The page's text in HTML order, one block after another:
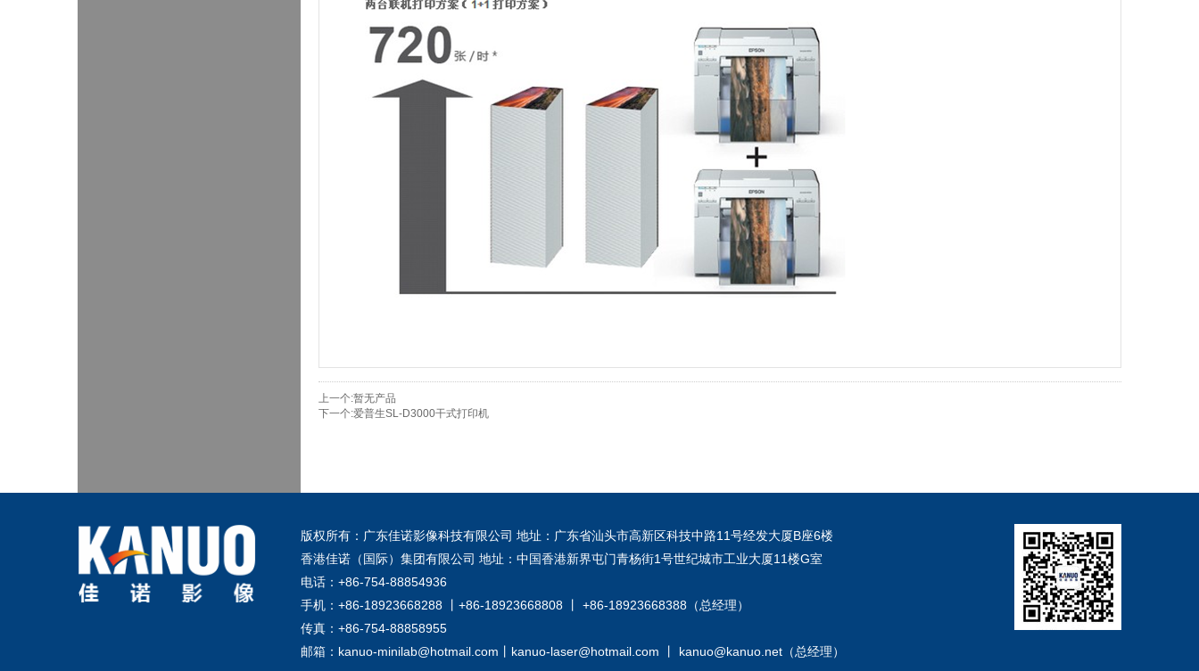
上一个:暂无产品
下一个:爱普生SL-D3000干式打印机
版权所有：广东佳诺影像科技有限公司 地址：广东省汕头市高新区科技中路11号经发大厦B座6楼
香港佳诺（国际）集团有限公司 地址：中国香港新界屯门青杨街1号世纪城市工业大厦11楼G室
电话：+86-754-88854936
手机：+86-18923668288 丨+86-18923668808 丨 +86-18923668388（总经理）
传真：+86-754-88858955
邮箱：kanuo-minilab@hotmail.com丨kanuo-laser@hotmail.com 丨 kanuo@kanuo.net（总经理）